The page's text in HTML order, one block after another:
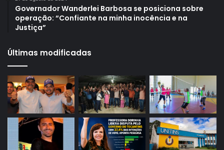
Governador Wanderlei Barbosa se posiciona sobre
operação: “Confiante na minha inocência e na
Justiça”
Últimas modificadas